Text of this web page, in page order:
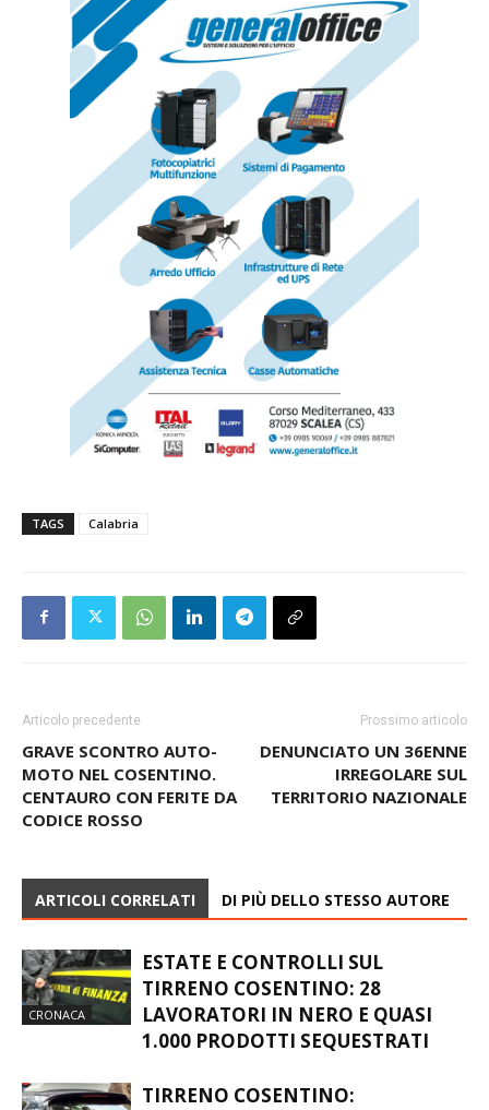
TAGS Calabria
Articolo precedente
GRAVE SCONTRO AUTO-
MOTO NEL COSENTINO.
CENTAURO CON FERITE DA
CODICE ROSSO
Prossimo articolo
DENUNCIATO UN 36ENNE
IRREGOLARE SUL
TERRITORIO NAZIONALE
ARTICOLI CORRELATI DI PIÙ DELLO STESSO AUTORE
CRONACA
ESTATE E CONTROLLI SUL
TIRRENO COSENTINO: 28
LAVORATORI IN NERO E QUASI
1.000 PRODOTTI SEQUESTRATI
TIRRENO COSENTINO: